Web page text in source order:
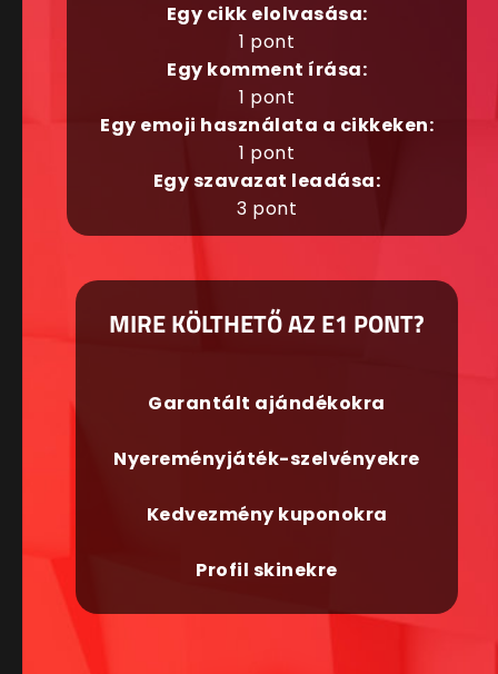
Egy cikk elolvasása:
1 pont
Egy komment írása:
1 pont
Egy emoji használata a cikkeken:
1 pont
Egy szavazat leadása:
3 pont
MIRE KÖLTHETŐ AZ E1 PONT?
Garantált ajándékokra
Nyereményjáték-szelvényekre
Kedvezmény kuponokra
Profil skinekre